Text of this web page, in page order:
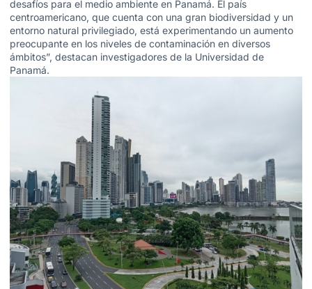
desafíos para el medio ambiente en Panamá. El país
centroamericano, que cuenta con una gran biodiversidad y un
entorno natural privilegiado, está experimentando un aumento
preocupante en los niveles de contaminación en diversos
ámbitos”, destacan investigadores de la Universidad de
Panamá.